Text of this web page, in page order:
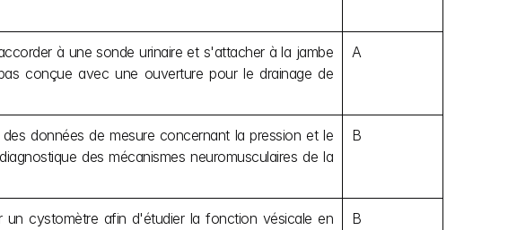
à une sonde urinaire et s'attacher à la jambe
conçue avec une ouverture pour le drainage de
A
données de mesure concernant la pression et le
des mécanismes neuromusculaires de la
B
un cystomètre afin d'étudier la fonction vésicale en
B